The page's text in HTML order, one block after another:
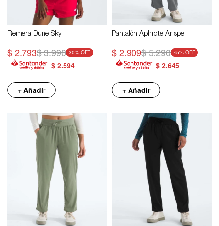
Remera Dune Sky
$2.793$3.990 30
$ 2.594
+ Añadir
Pantalón Aphrdte Arispe
$2.909$5.290 45
$ 2.645
+ Añadir